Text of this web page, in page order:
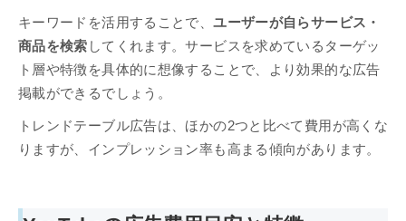
キーワードを活用することで、ユーザーが自らサービス・
商品を検索 してくれます。サービスを求めているターゲッ
ト層や特徴を具体的に想像することで、より効果的な広告
掲載ができるでしょう。
トレンドテーブル広告は、ほかの2つと比べて費用が高くな
りますが、インプレッション率も高まる傾向があります。